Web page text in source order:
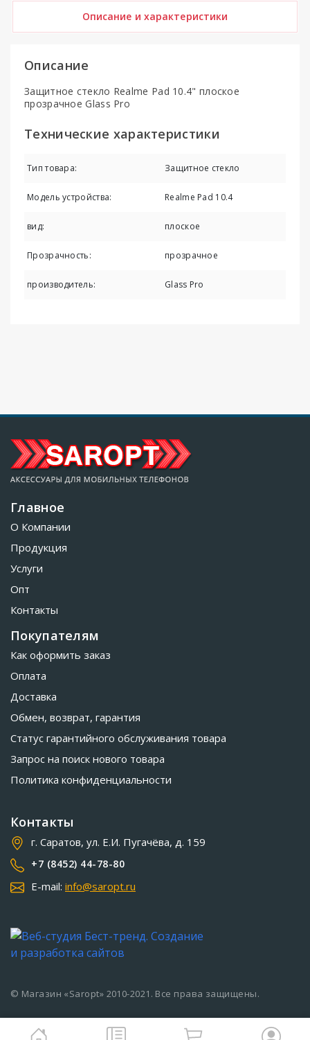
Описание и характеристики
Описание
Защитное стекло Realme Pad 10.4" плоское
прозрачное Glass Pro
Технические характеристики
Тип товара: Защитное стекло
Модель устройства: Realme Pad 10.4
вид: плоское
Прозрачность: прозрачное
производитель: Glass Pro
Главное
О Компании
Продукция
Услуги
Опт
Контакты
Покупателям
Как оформить заказ
Оплата
Доставка
Обмен, возврат, гарантия
Статус гарантийного обслуживания товара
Запрос на поиск нового товара
Политика конфиденциальности
Контакты
г. Саратов, ул. Е.И. Пугачёва, д. 159
+7 (8452) 44-78-80
E-mail: info@saropt.ru
© Магазин «Saropt» 2010-2021. Все права защищены.